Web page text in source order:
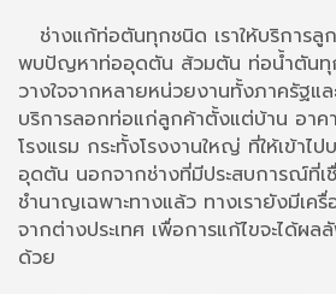
ช่างแก้ท่อตันทุกชนิด เราให้บริการ
พบปัญหาท่ออุดตัน ส้วมตัน ท่อน้ำตันทุก
วางใจจากหลายหน่วยงานทั้งภาครัฐแล
บริการลอกท่อแก่ลูกค้าตั้งแต่บ้าน อา
โรงแรม กระทั้งโรงงานใหญ่ ที่ให้เข้าไ
อุดตัน นอกจากช่างที่มีประสบการณ์ที่เ
ชำนาญเฉพาะทางแล้ว ทางเรายังมีเค
จากต่างประเทศ เพื่อการแก้ไขจะได้ผ
ด้วย